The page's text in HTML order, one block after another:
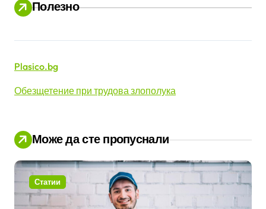
и
Полезно
Plasico.bg
Обезщетение при трудова злополука
Може да сте пропуснали
Статии